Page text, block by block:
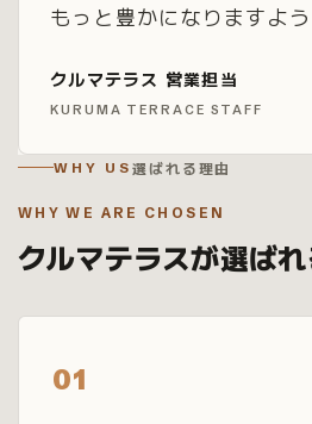
もっと豊かになりますよう
クルマテラス 営業担当
KURUMA TERRACE STAFF
WHY US 選ばれる理由
WHY WE ARE CHOSEN
クルマテラスが選ば
01